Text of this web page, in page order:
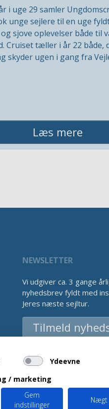
i uge 29 samler
unge sejlere til en uge
sjove oplevelser både til
Cruiset tæller i år 22 både,
skyder ugen i gang fra
Læs mere
NEWSLETTER
Vi udgiver ca. 3 gange
nyhedsbrev fyldt med
Jeres næste sejltur.
Tilmeld
Ydeevne
/ marketing
Gem
indstillinger
Nægt